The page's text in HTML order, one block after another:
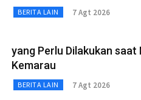
BERITA LAIN 7 Agt 2026
yang Perlu Dilakukan
Kemarau
BERITA LAIN 7 Agt 2026